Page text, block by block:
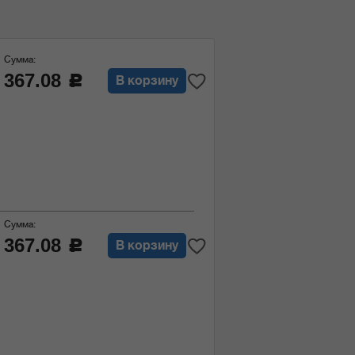
Сумма:
367.08 c В корзину
Сумма:
367.08 c В корзину